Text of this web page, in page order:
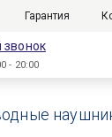
Гарантия
- 20:00